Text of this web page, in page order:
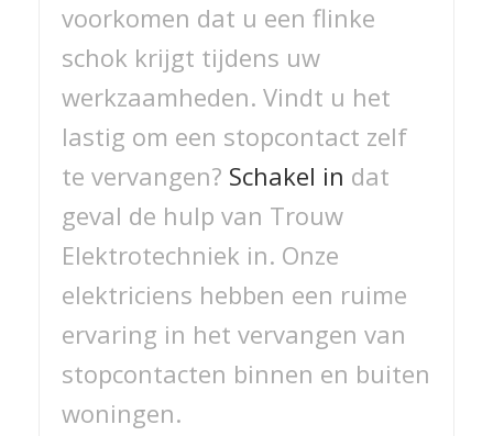
voorkomen dat u een flinke
schok krijgt tijdens uw
werkzaamheden. Vindt u het
lastig om een stopcontact zelf
te vervangen? Schakel in dat
geval de hulp van Trouw
Elektrotechniek in. Onze
elektriciens hebben een ruime
ervaring in het vervangen van
stopcontacten binnen en buiten
woningen.